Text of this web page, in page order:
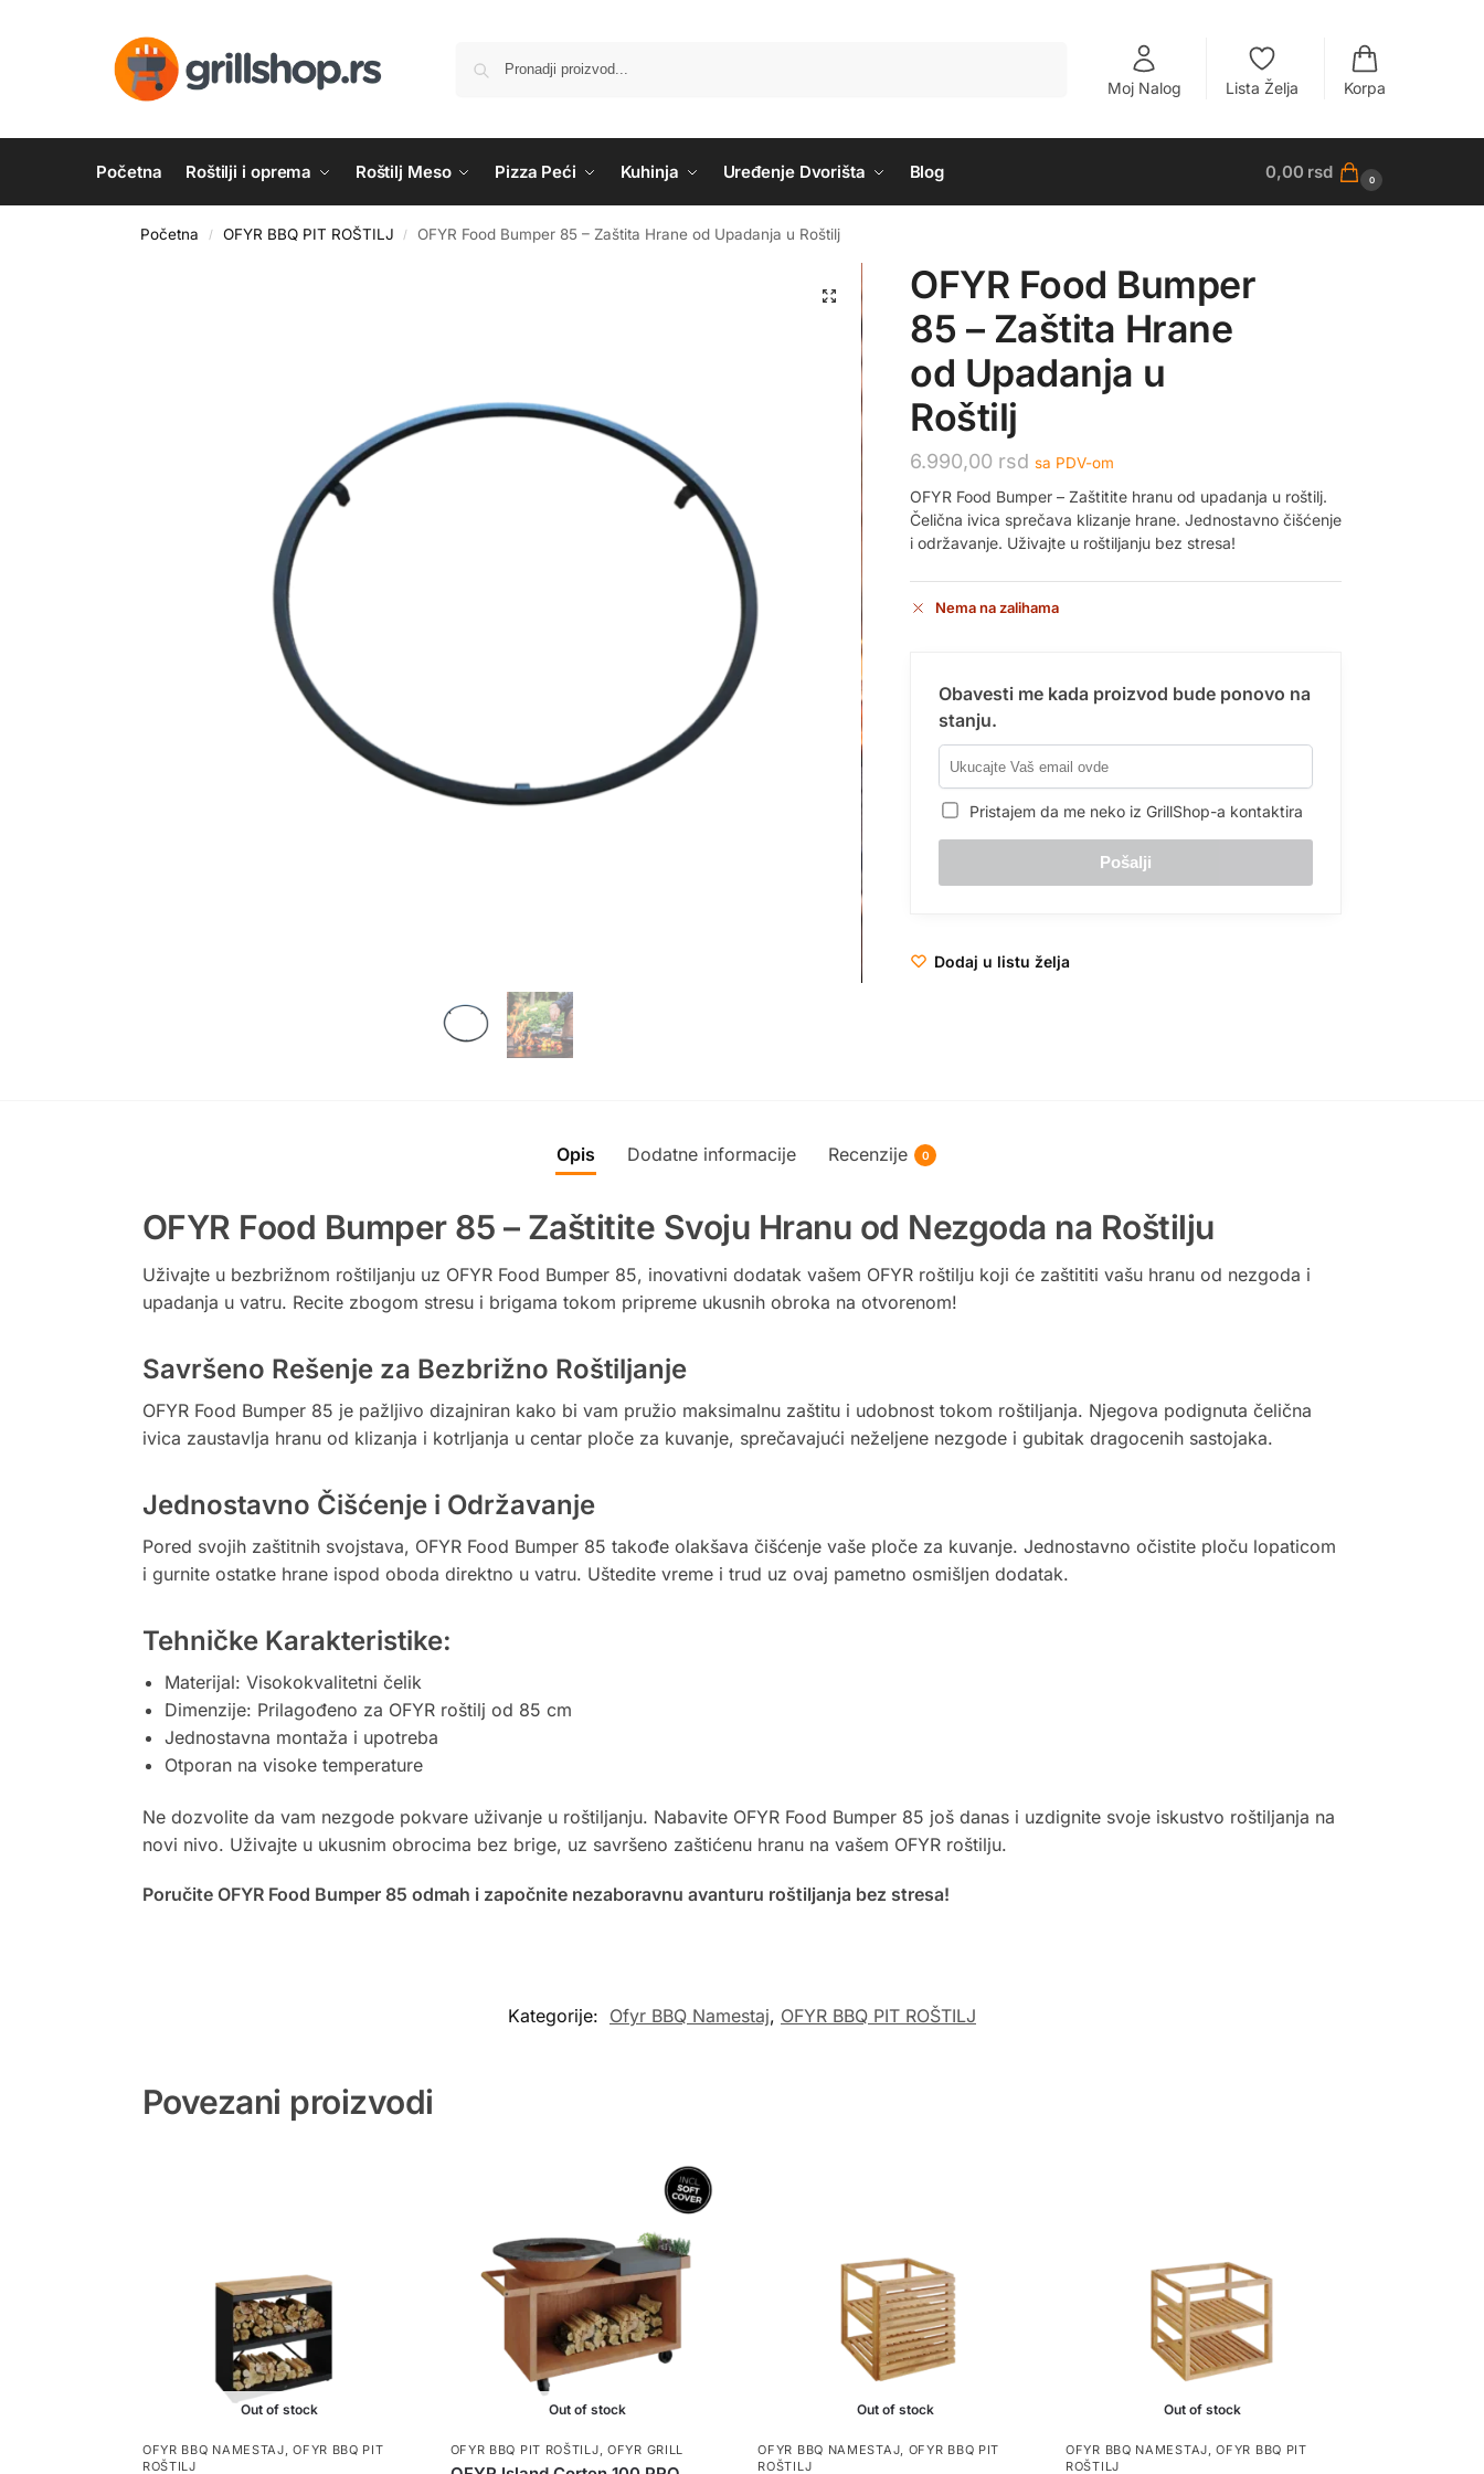
Moj Nalog Lista Želja Korpa
Početna Roštilji i oprema Roštilj Meso Pizza Peći Kuhinja Uređenje Dvorišta Blog 0,00 rsd 0
Početna / OFYR BBQ PIT ROŠTILJ / OFYR Food Bumper 85 – Zaštita Hrane od Upadanja u Roštilj
OFYR Food Bumper
85 – Zaštita Hrane
od Upadanja u
Roštilj
6.990,00 rsd sa PDV-om
OFYR Food Bumper – Zaštitite hranu od upadanja u roštilj.
Čelična ivica sprečava klizanje hrane. Jednostavno čišćenje
i održavanje. Uživajte u roštiljanju bez stresa!
Nema na zalihama
Obavesti me kada proizvod bude ponovo na
stanju.
Pristajem da me neko iz GrillShop-a kontaktira
Dodaj u listu želja
Opis Dodatne informacije Recenzije 0
OFYR Food Bumper 85 – Zaštitite Svoju Hranu od Nezgoda na Roštilju
Uživajte u bezbrižnom roštiljanju uz OFYR Food Bumper 85, inovativni dodatak vašem OFYR roštilju koji će zaštititi vašu hranu od nezgoda i
upadanja u vatru. Recite zbogom stresu i brigama tokom pripreme ukusnih obroka na otvorenom!
Savršeno Rešenje za Bezbrižno Roštiljanje
OFYR Food Bumper 85 je pažljivo dizajniran kako bi vam pružio maksimalnu zaštitu i udobnost tokom roštiljanja. Njegova podignuta čelična
ivica zaustavlja hranu od klizanja i kotrljanja u centar ploče za kuvanje, sprečavajući neželjene nezgode i gubitak dragocenih sastojaka.
Jednostavno Čišćenje i Održavanje
Pored svojih zaštitnih svojstava, OFYR Food Bumper 85 takođe olakšava čišćenje vaše ploče za kuvanje. Jednostavno očistite ploču lopaticom
i gurnite ostatke hrane ispod oboda direktno u vatru. Uštedite vreme i trud uz ovaj pametno osmišljen dodatak.
Tehničke Karakteristike:
Materijal: Visokokvalitetni čelik
Dimenzije: Prilagođeno za OFYR roštilj od 85 cm
Jednostavna montaža i upotreba
Otporan na visoke temperature
Ne dozvolite da vam nezgode pokvare uživanje u roštiljanju. Nabavite OFYR Food Bumper 85 još danas i uzdignite svoje iskustvo roštiljanja na
novi nivo. Uživajte u ukusnim obrocima bez brige, uz savršeno zaštićenu hranu na vašem OFYR roštilju.
Poručite OFYR Food Bumper 85 odmah i započnite nezaboravnu avanturu roštiljanja bez stresa!
Kategorije: Ofyr BBQ Namestaj, OFYR BBQ PIT ROŠTILJ
Povezani proizvodi
Out of stock
OFYR BBQ NAMESTAJ ,OFYR BBQ PIT
ROŠTILJ
Out of stock
OFYR BBQ PIT ROŠTILJ OFYR GRILL
Out of stock
OFYR BBQ NAMESTAJ OFYR BBQ PIT
ROŠTILJ
Out of stock
OFYR BBQ NAMESTAJ ,OFYR BBQ PIT
ROŠTILJ